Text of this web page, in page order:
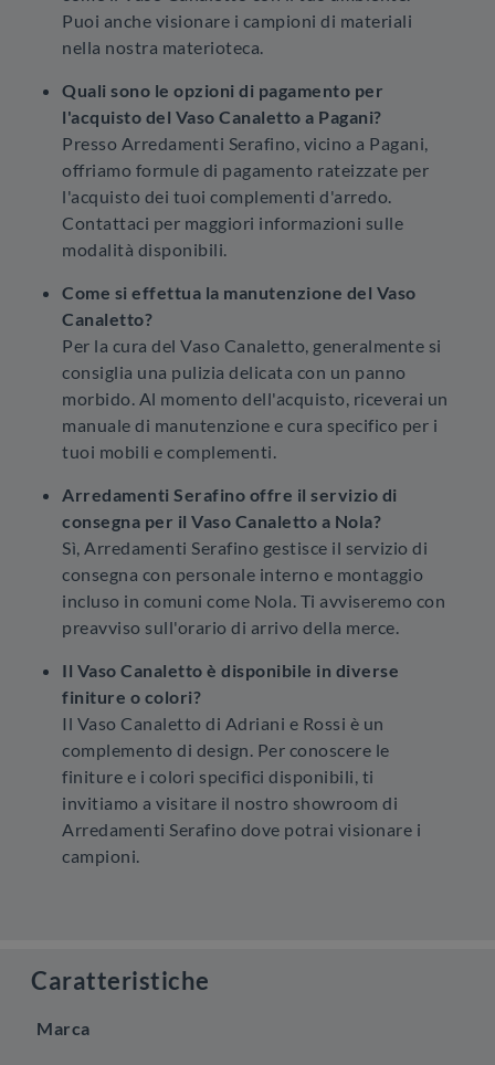
Puoi anche visionare i campioni di materiali
nella nostra materioteca.
Quali sono le opzioni di pagamento per
l'acquisto del Vaso Canaletto a Pagani?
Presso Arredamenti Serafino, vicino a Pagani,
offriamo formule di pagamento rateizzate per
l'acquisto dei tuoi complementi d'arredo.
Contattaci per maggiori informazioni sulle
modalità disponibili.
Come si effettua la manutenzione del Vaso
Canaletto?
Per la cura del Vaso Canaletto, generalmente si
consiglia una pulizia delicata con un panno
morbido. Al momento dell'acquisto, riceverai un
manuale di manutenzione e cura specifico per i
tuoi mobili e complementi.
Arredamenti Serafino offre il servizio di
consegna per il Vaso Canaletto a Nola?
Sì, Arredamenti Serafino gestisce il servizio di
consegna con personale interno e montaggio
incluso in comuni come Nola. Ti avviseremo con
preavviso sull'orario di arrivo della merce.
Il Vaso Canaletto è disponibile in diverse
finiture o colori?
Il Vaso Canaletto di Adriani e Rossi è un
complemento di design. Per conoscere le
finiture e i colori specifici disponibili, ti
invitiamo a visitare il nostro showroom di
Arredamenti Serafino dove potrai visionare i
campioni.
Caratteristiche
Marca